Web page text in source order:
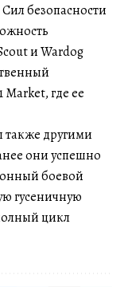
безопасности
и Wardog
Market, где ее
также другими
они успешно
боевой
гусеничную
цикл